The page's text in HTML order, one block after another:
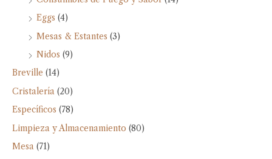
Eggs (4)
Mesas & Estantes (3)
Nidos (9)
Breville (14)
Cristalería (20)
Específicos (78)
Limpieza y Almacenamiento (80)
Mesa (71)